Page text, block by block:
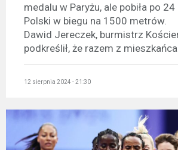
medalu w Paryżu, ale pobiła po
Polski w biegu na 1500
Dawid Jereczek, burmistrz
podkreślił, że razem z
12 sierpnia 2024 - 21:30